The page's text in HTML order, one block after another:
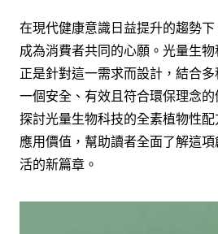
在現代健康意識日益提升的趨勢
成為消費者共同的心願。光量生
正是針對這一需求而設計，結合
一個安全、有效且符合環保理念
探討光量生物科技的全素植物性
應用價值，幫助讀者全面了解這
活的新篇章。